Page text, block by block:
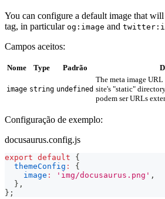
You can configure a default image that
tag, in particular og:image and
Campos aceitos:
Nome Type Padrão
image string undefined
The meta image
site's "static"
podem ser URLs
Configuração de exemplo:
docusaurus.config.js
export default
{
themeConfig :
{
image : 'img/docusaurus.png' ,
} ,
} ;